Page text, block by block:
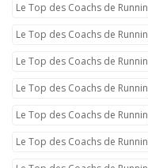
Le Top des Coachs de
Le Top des Coachs de
Le Top des Coachs de
Le Top des Coachs de
Le Top des Coachs de
Le Top des Coachs de